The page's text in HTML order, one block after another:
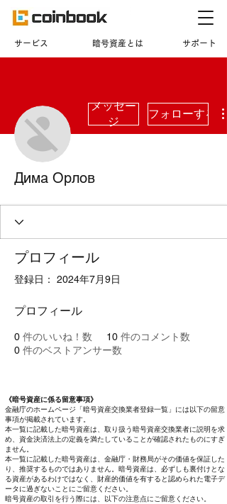
​サービス 暗号資産とは サポート
メッセー
ジ
フォローする
Дима Орлов
プロフィール
登録日： 2024年7月9日
プロフィール
0 件のいいね！数 10 件のコメント数
0 件のベストアンサー数
《暗号資産に係る留意事項》
金融庁のホームページ「暗号資産交換業者登録一覧」には以下の留意
事項が掲載されています。
本一覧に記載した暗号資産は、取り扱う暗号資産交換業者に説明を求
め、資金決済法上の定義を満たしていることが確認されたものにすぎ
ません。
本一覧に記載した暗号資産は、金融庁・財務局がその価値を保証した
り、推奨するものではありません。暗号資産は、必ずしも裏付けとな
る資産があるわけではなく、財産的価値を有すると認められた電子デ
ータに過ぎないことにご留意ください。
暗号資産の取引を行う際には、以下の注意点にご留意ください。